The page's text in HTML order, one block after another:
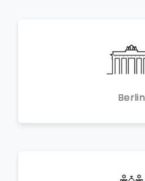
Berlin